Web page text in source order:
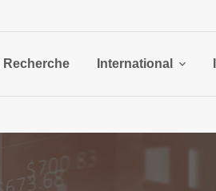
Recherche International